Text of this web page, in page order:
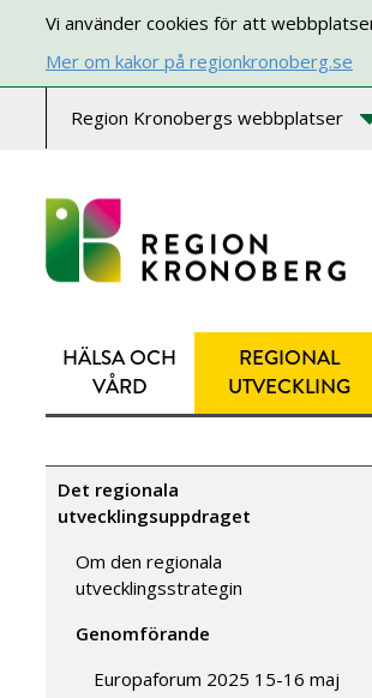
Vi använder cookies för att
Mer om kakor på regionkronoberg.se
Region Kronobergs webbplatser
HÄLSA OCH
VÅRD
REGIONAL
UTVECKLING
Det regionala
utvecklingsuppdraget
Om den regionala
utvecklingsstrategin
Genomförande
Europaforum 2025 15-16 maj